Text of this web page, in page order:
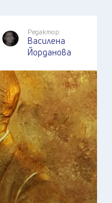
Редактор:
Василена
Йорданова